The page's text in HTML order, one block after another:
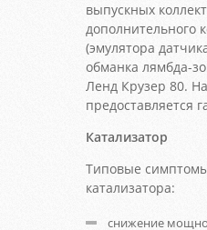
выпускных
дополнительного
(эмулятора
обманка лямбда-
Ленд Крузер 80.
предоставляется
Катализатор
Типовые
катализатора:
снижение